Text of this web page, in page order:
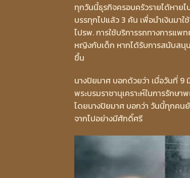
ทุกวันนี้ธุรกิจครอบครัวรายได้หาย
บรรทุกไปแล้ว 3 คัน เพื่อนำเงินมา
ไปรพ. การใช้บริการรถทางการแพ
หญิงกับเด็ก หากได้รับการสนับสนุน
ขึ้น
นางปิยมาศ บอกด้วยว่า เมื่อวันที่ 9
พระบรมราชานุเคราะห์ในการรักษ
โดยนางปิยมาศ บอกว่า วันนี้ทุกคน
จากไปอย่างมีศักดิ์ศรี